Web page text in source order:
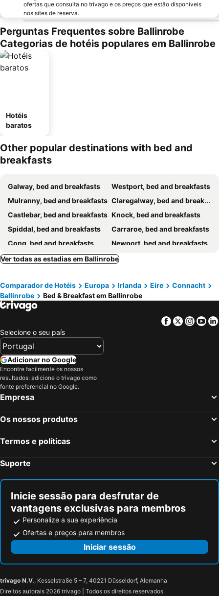
ofertas que consulta no trivago e os preços que estão disponíveis
nos sites de reserva.
Perguntas Frequentes sobre Ballinrobe
Categorias de hotéis populares em Ballinrobe
Hotéis
baratos
Other popular destinations with bed and
breakfasts
Galway, bed and breakfasts
Westport, bed and breakfasts
Mulranny, bed and breakfasts Claregalway, bed and breakfasts
Castlebar, bed and breakfasts Knock, bed and breakfasts
Spiddal, bed and breakfasts
Carraroe, bed and breakfasts
Cong, bed and breakfasts
Newport, bed and breakfasts
Leenaun, bed and breakfasts
Athenry, bed and breakfasts
Louisburgh, bed and breakfasts
Renvyle, bed and breakfasts
Claremorris, bed and breakfasts
Oughterard, bed and breakfasts
Tuam, bed and breakfasts
Clarinbridge, bed and breakfasts
Charlestown, bed and breakfasts
Headford, bed and breakfasts
Williamstown, bed and breakfasts
Ver todas as estadias em Ballinrobe
Comparador de Hotéis Europa Irlanda Eire
Connacht
Ballinrobe
Bed & Breakfast em Ballinrobe
Facebook
Twitter
Selecione o seu país
Adicionar no Google
Encontre facilmente os nossos
resultados: adicione o trivago como
fonte preferencial no Google.
Empresa
Os nossos produtos
Termos e políticas
Suporte
Inicie sessão para desfrutar de
vantagens exclusivas para membros
Personalize a sua experiência
Ofertas e preços para membros
Iniciar sessão
trivago N.V., Kesselstraße 5 – 7, 40221 Düsseldorf, Alemanha
Direitos autorais 2026 trivago | Todos os direitos reservados.